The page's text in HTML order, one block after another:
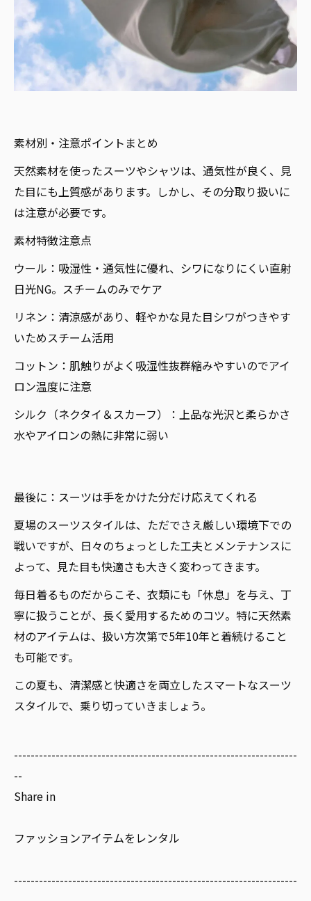
素材別・注意ポイントまとめ
天然素材を使ったスーツやシャツは、通気性が良く、見
た目にも上質感があります。しかし、その分取り扱いに
は注意が必要です。
素材特徴注意点
ウール：吸湿性・通気性に優れ、シワになりにくい直射
日光NG。スチームのみでケア
リネン：清涼感があり、軽やかな見た目シワがつきやす
いためスチーム活用
コットン：肌触りがよく吸湿性抜群縮みやすいのでアイ
ロン温度に注意
シルク（ネクタイ＆スカーフ）：上品な光沢と柔らかさ
水やアイロンの熱に非常に弱い
最後に：スーツは手をかけた分だけ応えてくれる
夏場のスーツスタイルは、ただでさえ厳しい環境下での
戦いですが、日々のちょっとした工夫とメンテナンスに
よって、見た目も快適さも大きく変わってきます。
毎日着るものだからこそ、衣類にも「休息」を与え、丁
寧に扱うことが、長く愛用するためのコツ。特に天然素
材のアイテムは、扱い方次第で5年10年と着続けること
も可能です。
この夏も、清潔感と快適さを両立したスマートなスーツ
スタイルで、乗り切っていきましょう。
--------------------------------------------------------------------
--
Share in
ファッションアイテムをレンタル
--------------------------------------------------------------------